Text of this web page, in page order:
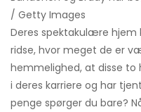
/ Getty Images
Deres spektakulære
ridse, hvor meget de er
hemmelighed, at disse
i deres karriere og har
penge spørger du bare?